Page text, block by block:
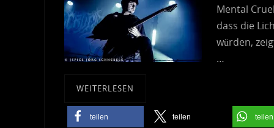
Mental
dass die
würden,
…
WEITERLESEN
teilen teilen teilen